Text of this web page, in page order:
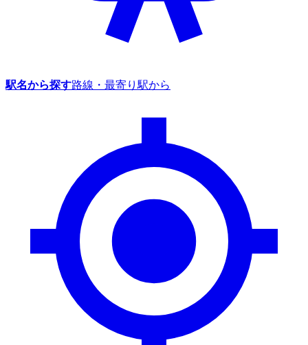
駅名から探す路線・最寄り駅から